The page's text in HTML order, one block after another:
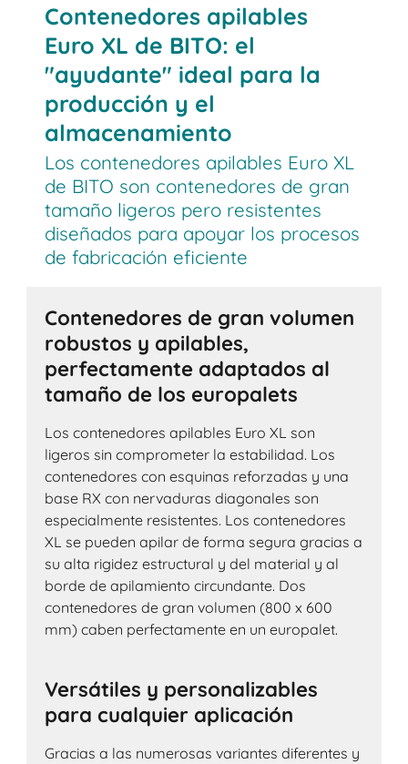
Contenedores apilables
Euro XL de BITO: el
"ayudante" ideal para la
producción y el
almacenamiento
Los contenedores apilables Euro XL
de BITO son contenedores de gran
tamaño ligeros pero resistentes
diseñados para apoyar los procesos
de fabricación eficiente
Contenedores de gran volumen
robustos y apilables,
perfectamente adaptados al
tamaño de los europalets
Los contenedores apilables Euro XL son
ligeros sin comprometer la estabilidad. Los
contenedores con esquinas reforzadas y una
base RX con nervaduras diagonales son
especialmente resistentes. Los contenedores
XL se pueden apilar de forma segura gracias a
su alta rigidez estructural y del material y al
borde de apilamiento circundante. Dos
contenedores de gran volumen (800 x 600
mm) caben perfectamente en un europalet.
Versátiles y personalizables
para cualquier aplicación
Gracias a las numerosas variantes diferentes y